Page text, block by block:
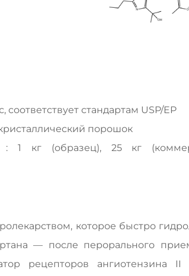
стандартам USP/EP
порошок
: 1 кг (образец), 25 кг
которое быстро
— после перорального
рецепторов ангиотензина II